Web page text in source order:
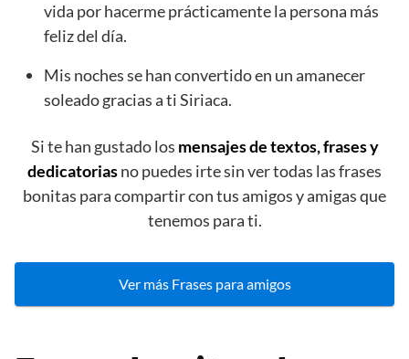
vida por hacerme prácticamente la persona más
feliz del día.
Mis noches se han convertido en un amanecer
soleado gracias a ti Siriaca.
Si te han gustado los mensajes de textos, frases y
dedicatoriasno puedes irte sin ver todas las frases
bonitas para compartir con tus amigos y amigas que
tenemos para ti.
Ver más Frases para amigos